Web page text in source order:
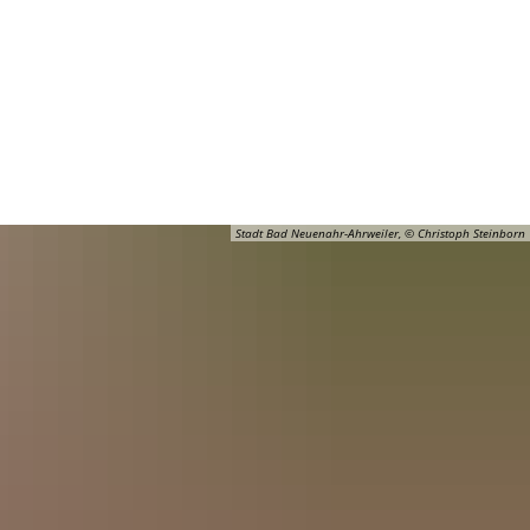
Stadt Bad Neuenahr-Ahrweiler, © Christoph Steinborn